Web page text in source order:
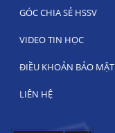
GÓC CHIA SẺ HSSV
VIDEO TIN HỌC
ĐIỀU KHOẢN BẢO MẬT
LIÊN HỆ